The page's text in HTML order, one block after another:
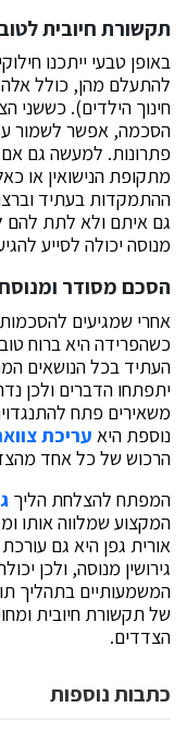
תקשורת חיובית
באופן טבעי ייתכנו
להתעלם מהן, כולל
חינוך הילדים). כששני
הסכמה, אפשר לשמור על
פתרונות. למעשה גם אם
מתקופת הנישואין או
ההתמקדות בעתיד
גם איתם ולא לתת
מנוסה יכולה לסייע
הסכם מסודר
אחרי שמגיעים
כשהפרידה היא ברוח
העתיד בכל הנושאים
יתפתחו הדברים ולכן
משאירים פתח
נוספת היא עריכת
הרכוש של כל אחד
המפתח להצלחת הליך
המקצוע שמלווה אותו
אורית גפן היא גם
גירושין מנוסה, ולכן
המשמעותיים בתהליך
של תקשורת חיובית
הצדדים.
כתבות נוספות